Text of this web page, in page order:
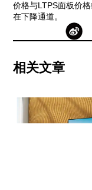
价格与LTPS面板价
在下降通道。
相关文章